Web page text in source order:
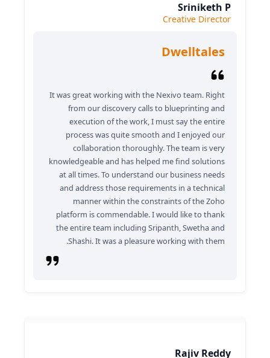
Sriniketh P
Creative Director
Dwelltales
It was great working with the Nexivo team. Right
from our discovery calls to blueprinting and
execution of the work, I must say the entire
process was quite smooth and I enjoyed our
collaboration thoroughly. The team is very
knowledgeable and has helped me find solutions
at all times. To understand our business needs
and address those requirements in a technical
manner within the constraints of the Zoho
platform is commendable. I would like to thank
the entire team including Sripanth, Swetha and
Shashi. It was a pleasure working with them.
Rajiv Reddy